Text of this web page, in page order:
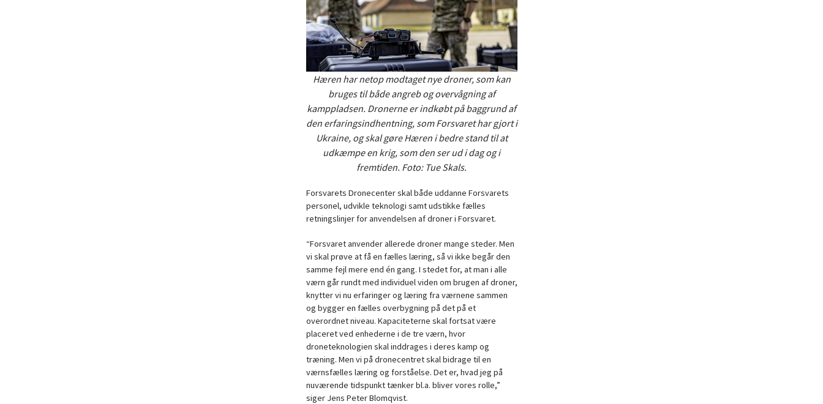
Hæren har netop modtaget nye droner, som kan
bruges til både angreb og overvågning af
kamppladsen. Dronerne er indkøbt på baggrund af
den erfaringsindhentning, som Forsvaret har gjort i
Ukraine, og skal gøre Hæren i bedre stand til at
udkæmpe en krig, som den ser ud i dag og i
fremtiden. Foto: Tue Skals.
Forsvarets Dronecenter skal både uddanne Forsvarets
personel, udvikle teknologi samt udstikke fælles
retningslinjer for anvendelsen af droner i Forsvaret.
“Forsvaret anvender allerede droner mange steder. Men
vi skal prøve at få en fælles læring, så vi ikke begår den
samme fejl mere end én gang. I stedet for, at man i alle
værn går rundt med individuel viden om brugen af droner,
knytter vi nu erfaringer og læring fra værnene sammen
og bygger en fælles overbygning på det på et
overordnet niveau. Kapaciteterne skal fortsat være
placeret ved enhederne i de tre værn, hvor
droneteknologien skal inddrages i deres kamp og
træning. Men vi på dronecentret skal bidrage til en
værnsfælles læring og forståelse. Det er, hvad jeg på
nuværende tidspunkt tænker bl.a. bliver vores rolle,”
siger Jens Peter Blomqvist.